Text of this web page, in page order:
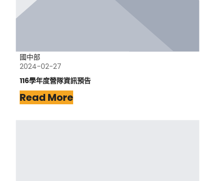
國中部
2024-02-27
116學年度營隊資訊預告
Read More